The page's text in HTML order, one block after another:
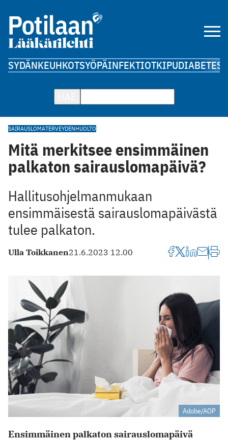
SYDÄNKEUHKOTSYÖPÄINFEKTIOTKIPUDIABETES
SAIRAUSLOMATERVEYDENHUOLTO
Mitä merkitsee ensimmäinen
palkaton sairauslomapäivä?
Hallitusohjelmanmukaan
ensimmäisestä sairauslomapäivästä
tulee palkaton.
Ulla Toikkanen21.6.2023 12.00
Adobe/AOP
Ensimmäinen palkaton sairauslomapäivä